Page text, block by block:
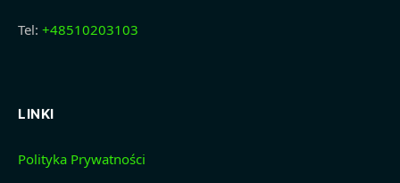
Tel: +48510203103
LINKI
Polityka Prywatności